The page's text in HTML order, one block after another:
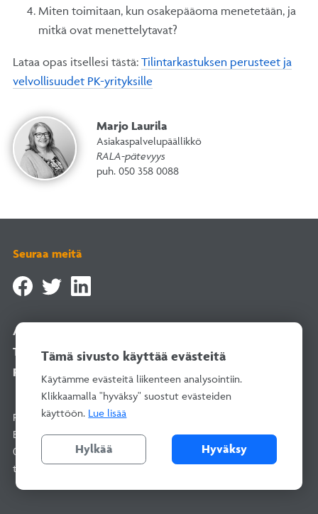
Mi­ten toi­mi­taan, kun osa­ke­pää­oma me­ne­te­tään, ja
mit­kä ovat me­net­te­ly­ta­vat?
La­taa opas itsellesi tästä: Ti­lin­tar­kas­tuk­sen pe­rus­teet ja
vel­vol­li­suu­det PK-yri­tyk­sil­le
Marjo Laurila
Asiakaspalvelupäällikkö
RALA-pätevyys
puh. 050 358 0088
Seuraa meitä
Asiointipalvelu
Tilaa uutiskirje
Rekisteriselosteet
Rakentamisen Laatu RALA ry
Bertel Jungin aukio 1–9, 02600 Espoo
010 292 2100
(arkisin 8–16)
toimisto@rala.fi
Tämä sivusto käyttää evästeitä
Käytämme evästeitä liikenteen analysointiin.
Klikkaamalla "hyväksy" suostut evästeiden
käyttöön. Lue lisää
Hylkää Hyväksy